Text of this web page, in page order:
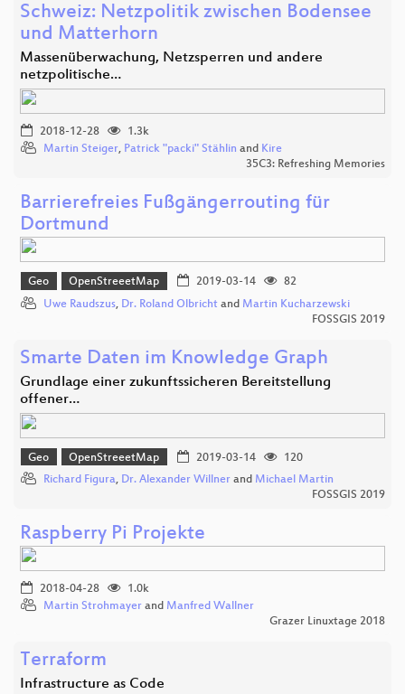
Schweiz: Netzpolitik zwischen Bodensee
und Matterhorn
Massenüberwachung, Netzsperren und andere
netzpolitische…
2018-12-28
1.3k
Martin Steiger, Patrick "packi" Stählin and Kire
35C3: Refreshing Memories
Barrierefreies Fußgängerrouting für
Dortmund
Geo OpenStreeetMap 2019-03-14
82
Uwe Raudszus, Dr. Roland Olbricht and Martin Kucharzewski
FOSSGIS 2019
Smarte Daten im Knowledge Graph
Grundlage einer zukunftssicheren Bereitstellung
offener…
Geo OpenStreeetMap 2019-03-14
120
Richard Figura, Dr. Alexander Willner and Michael Martin
FOSSGIS 2019
Raspberry Pi Projekte
2018-04-28
1.0k
Martin Strohmayer and Manfred Wallner
Grazer Linuxtage 2018
Terraform
Infrastructure as Code